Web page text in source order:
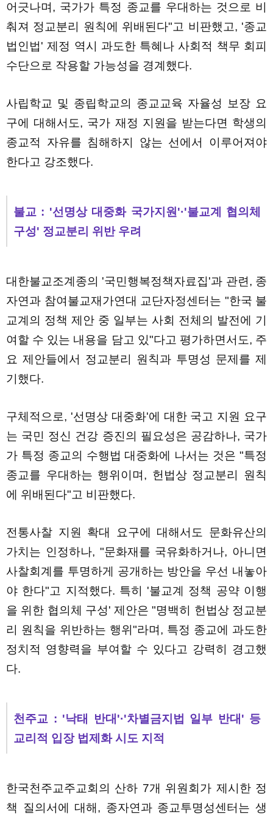
어긋나며, 국가가 특정 종교를 우대하는 것으로 비
춰져 정교분리 원칙에 위배된다"고 비판했고, '종교
법인법' 제정 역시 과도한 특혜나 사회적 책무 회피
수단으로 작용할 가능성을 경계했다.
사립학교 및 종립학교의 종교교육 자율성 보장 요
구에 대해서도, 국가 재정 지원을 받는다면 학생의
종교적 자유를 침해하지 않는 선에서 이루어져야
한다고 강조했다.
불교 : '선명상 대중화 국가지원'·'불교계 협의체
구성' 정교분리 위반 우려
대한불교조계종의 '국민행복정책자료집'과 관련, 종
자연과 참여불교재가연대 교단자정센터는 "한국 불
교계의 정책 제안 중 일부는 사회 전체의 발전에 기
여할 수 있는 내용을 담고 있"다고 평가하면서도, 주
요 제안들에서 정교분리 원칙과 투명성 문제를 제
기했다.
구체적으로, '선명상 대중화'에 대한 국고 지원 요구
는 국민 정신 건강 증진의 필요성은 공감하나, 국가
가 특정 종교의 수행법 대중화에 나서는 것은 "특정
종교를 우대하는 행위이며, 헌법상 정교분리 원칙
에 위배된다"고 비판했다.
전통사찰 지원 확대 요구에 대해서도 문화유산의
가치는 인정하나, "문화재를 국유화하거나, 아니면
사찰회계를 투명하게 공개하는 방안을 우선 내놓아
야 한다"고 지적했다. 특히 '불교계 정책 공약 이행
을 위한 협의체 구성' 제안은 "명백히 헌법상 정교분
리 원칙을 위반하는 행위"라며, 특정 종교에 과도한
정치적 영향력을 부여할 수 있다고 강력히 경고했
다.
천주교 : '낙태 반대'·'차별금지법 일부 반대' 등
교리적 입장 법제화 시도 지적
한국천주교주교회의 산하 7개 위원회가 제시한 정
책 질의서에 대해, 종자연과 종교투명성센터는 생